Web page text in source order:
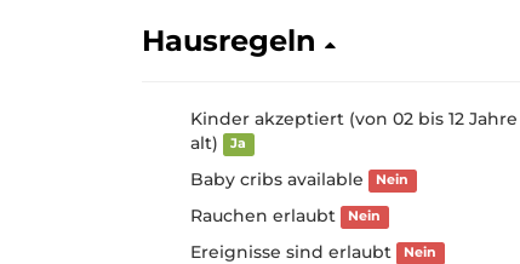
Hausregeln
Kinder akzeptiert (von 02 bis 12 Jahre
alt)
Ja
Baby cribs available Nein
Rauchen erlaubt Nein
Ereignisse sind erlaubt Nein